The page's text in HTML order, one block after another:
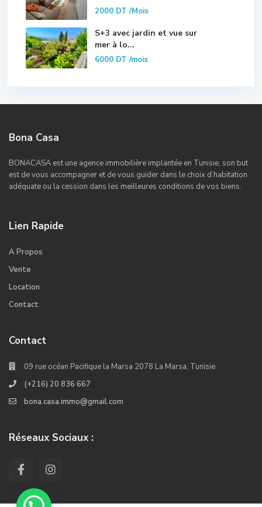
2000 DT/Mois
S+3 avec jardin et vue sur
mer à lo...
6000 DT/mois
Bona Casa
BONACASA est une agence immobilière implantée en Tunisie, son but
est de vous accompagner et de vous guider dans le choix d’habitation
adéquate ou la cession dans les meilleures conditions de vos biens.
Lien Rapide
A Propos
Vente
Location
Contact
Contact
09 rue océan Pacifique la Marsa 2078 La Marsa, Tunisie
(+216) 20 836 667
bona.casa.immo@gmail.com
Réseaux Sociaux :